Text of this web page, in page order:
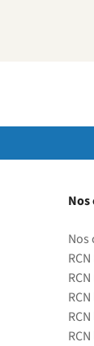
Nos
Nos